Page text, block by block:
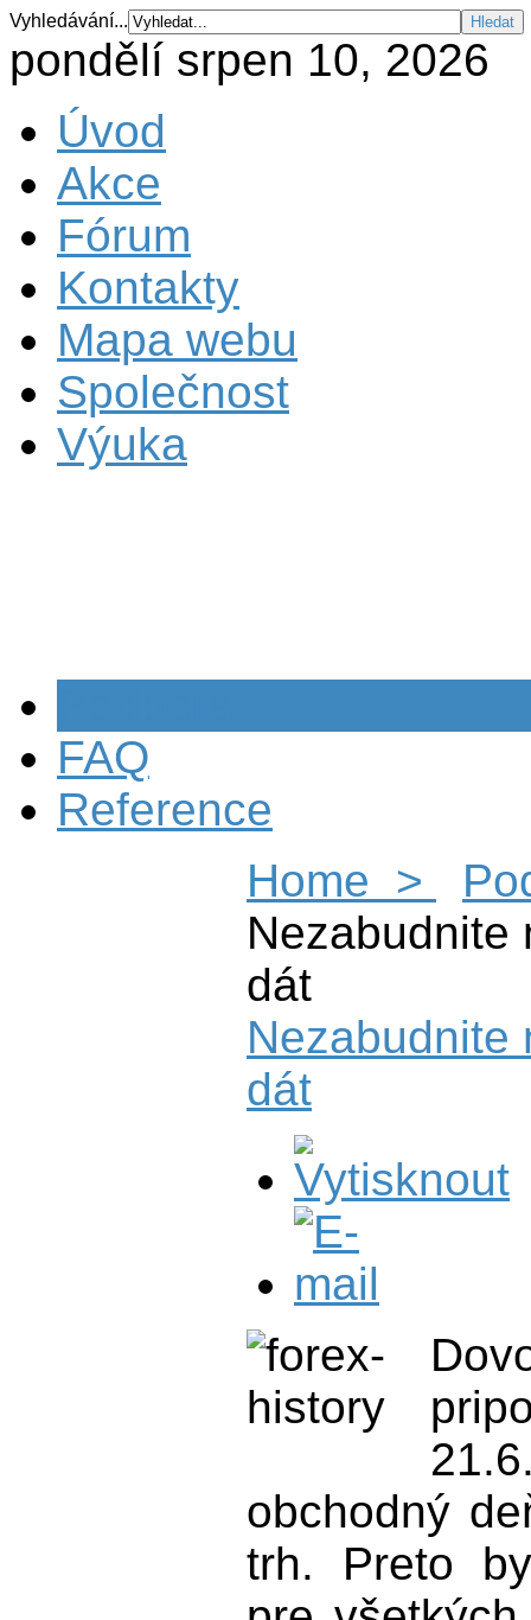
Vyhledávání...
pondělí srpen 10, 2026
Úvod
Akce
Fórum
Kontakty
Mapa webu
Společnost
Výuka
FAQ
Reference
Home >
Nezabudnite
dát
Nezabudnite
dát
obchodný
trh. Preto